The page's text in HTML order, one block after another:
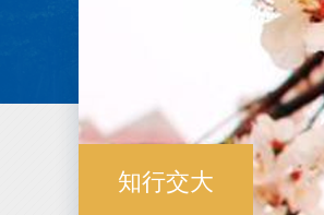
知行交大